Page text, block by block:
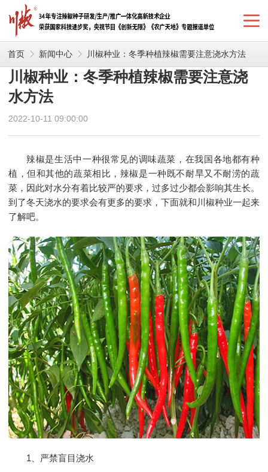
首页 新闻中心 川椒种业：冬季种植辣椒需要注意浇水方法
川椒种业：冬季种植辣椒需要注意浇
水方法
2022-10-11 09:00:00
辣椒是生活中一种很常见的调味蔬菜，在我国各地都有种
植，但和其他的蔬菜相比，辣椒是一种既不耐旱又不耐涝的蔬
菜，因此对水分有着比较严的要求，过多过少都会影响其生长。
到了冬天浇水的要求会有更多的要求，下面就和川椒种业一起来
了解吧。
1、严禁盲目浇水